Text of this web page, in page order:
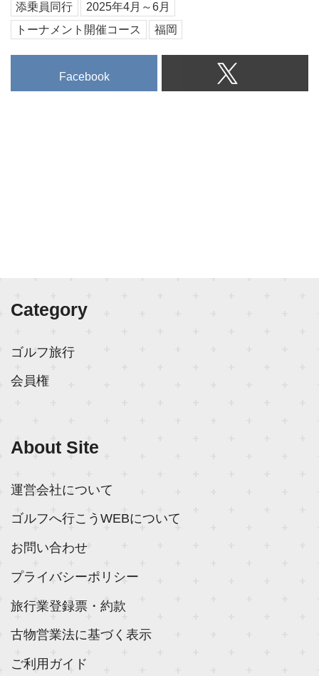
添乗員同行
2025年4月～6月
トーナメント開催コース
福岡
Facebook
Category
ゴルフ旅行
会員権
About Site
運営会社について
ゴルフへ行こうWEBについて
お問い合わせ
プライバシーポリシー
旅行業登録票・約款
古物営業法に基づく表示
ご利用ガイド